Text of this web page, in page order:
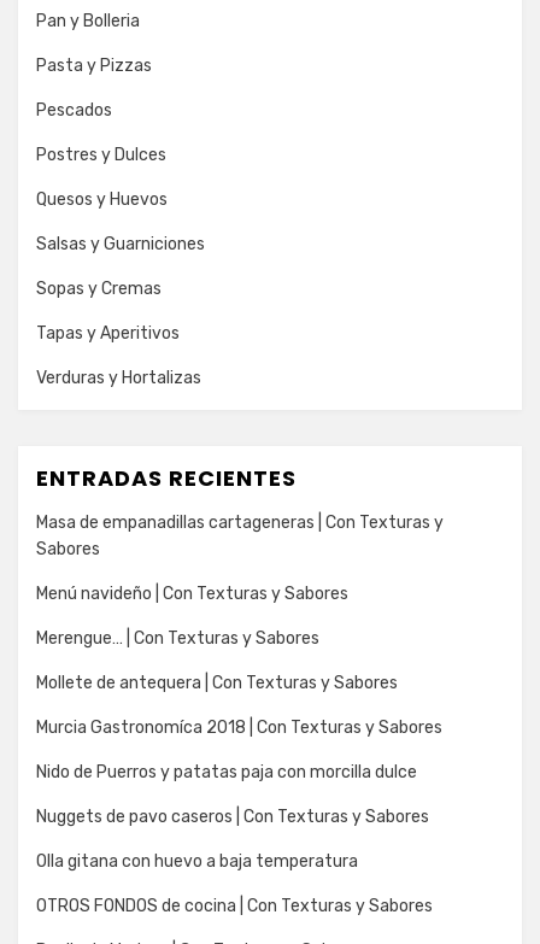
Pan y Bolleria
Pasta y Pizzas
Pescados
Postres y Dulces
Quesos y Huevos
Salsas y Guarniciones
Sopas y Cremas
Tapas y Aperitivos
Verduras y Hortalizas
ENTRADAS RECIENTES
Masa de empanadillas cartageneras | Con Texturas y
Sabores
Menú navideño | Con Texturas y Sabores
Merengue… | Con Texturas y Sabores
Mollete de antequera | Con Texturas y Sabores
Murcia Gastronomíca 2018 | Con Texturas y Sabores
Nido de Puerros y patatas paja con morcilla dulce
Nuggets de pavo caseros | Con Texturas y Sabores
Olla gitana con huevo a baja temperatura
OTROS FONDOS de cocina | Con Texturas y Sabores